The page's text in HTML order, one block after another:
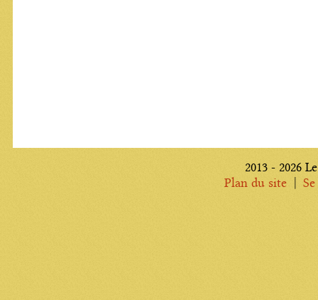
2013 - 2026
Plan du site